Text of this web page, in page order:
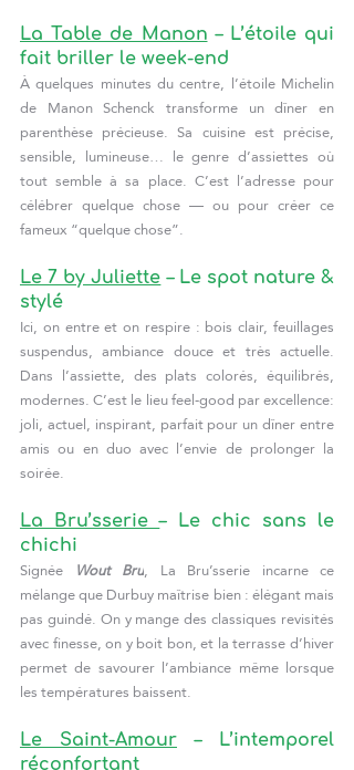
La Table de Manon – L’étoile qui
fait briller le week-end
À quelques minutes du centre, l’étoile Michelin
de Manon Schenck transforme un dîner en
parenthèse précieuse. Sa cuisine est précise,
sensible, lumineuse… le genre d’assiettes où
tout semble à sa place. C’est l’adresse pour
célébrer quelque chose — ou pour créer ce
fameux “quelque chose”.
Le 7 by Juliette – Le spot nature &
stylé
Ici, on entre et on respire : bois clair, feuillages
suspendus, ambiance douce et très actuelle.
Dans l’assiette, des plats colorés, équilibrés,
modernes. C’est le lieu feel-good par excellence:
joli, actuel, inspirant, parfait pour un dîner entre
amis ou en duo avec l’envie de prolonger la
soirée.
La Bru’sserie – Le chic sans le
chichi
Signée Wout Bru, La Bru’sserie incarne ce
mélange que Durbuy maîtrise bien : élégant mais
pas guindé. On y mange des classiques revisités
avec finesse, on y boit bon, et la terrasse d’hiver
permet de savourer l’ambiance même lorsque
les températures baissent.
Le Saint-Amour – L’intemporel
réconfortant